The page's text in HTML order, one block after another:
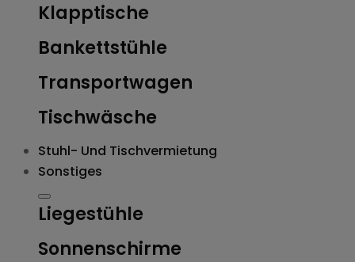
Klapptische
Bankettstühle
Transportwagen
Tischwäsche
Stuhl- Und Tischvermietung
Sonstiges
Liegestühle
Sonnenschirme